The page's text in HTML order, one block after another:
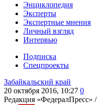
Энциклопедия
Эксперты
Экспертные мнения
Личный взгляд
Интервью
Подписка
Спецпроекты
Забайкальский край
20 октября 2016, 10:27 0
Редакция «ФедералПресс» /